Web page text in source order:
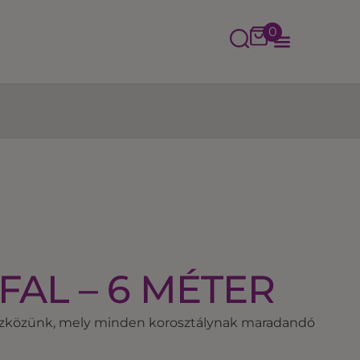
0
– 6 MÉTER
mely minden korosztálynak maradandó